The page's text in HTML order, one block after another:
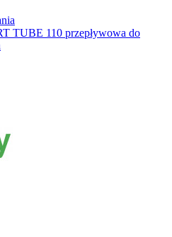
TUBE 110 przepływowa do